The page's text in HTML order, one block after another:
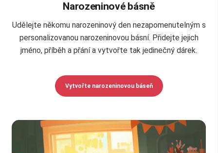
Narozeninové básně
Udělejte někomu narozeninový den nezapomenutelným s
personalizovanou narozeninovou básní. Přidejte jejich
jméno, příběh a přání a vytvořte tak jedinečný dárek.
Vytvořte narozeninovou báseň